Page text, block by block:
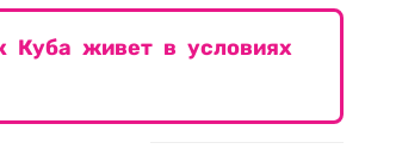
Куба живет в условиях